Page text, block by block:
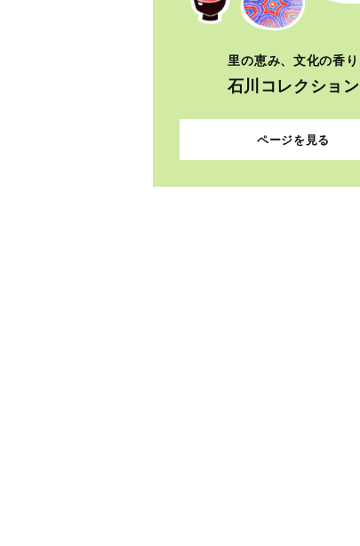
里の恵み、文化の香り
石川コレクション
ページを見る